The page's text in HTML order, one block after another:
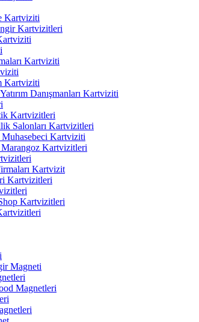
Kartviziti
Kartvizitleri
Kartviziti
Kartviziti
Danışmanları Kartviziti
Kartvizitleri
Salonları Kartvizitleri
Kartviziti
Kartvizitleri
Kartvizit
Kartvizitleri
Kartvizitleri
Magneti
Magnetleri